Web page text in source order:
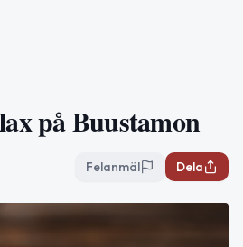
på Buustamon
Felanmäl Dela